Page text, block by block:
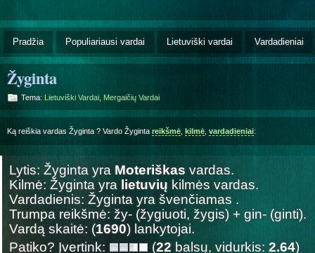
Pradžia Populiariausi vardai Lietuviški vardai Vardadieniai
Žyginta
Tema: Lietuviški Vardai Mergaičių Vardai
Ką reiškia vardas Žyginta ? Vardo Žyginta reikšmė kilmė vardadieniai:
Lytis: Žyginta yra Moteriškas vardas.
Kilmė: Žyginta yra lietuvių kilmės vardas.
Vardadienis: Žyginta yra švenčiamas .
Trumpa reikšmė: žy- (žygiuoti, žygis) + gin- (ginti).
Vardą skaitė: (1690) lankytojai.
Patiko? Įvertink:
(22 balsų, vidurkis: 2.64)